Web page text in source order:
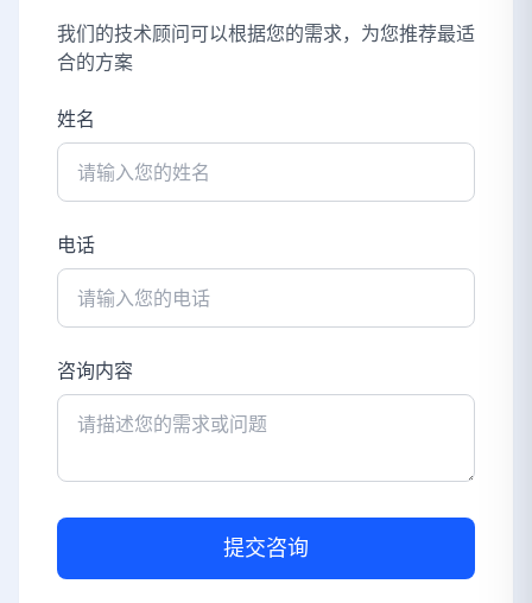
我们的技术顾问可以根据您的需求，为您推荐最适
合的方案
姓名
电话
咨询内容
提交咨询